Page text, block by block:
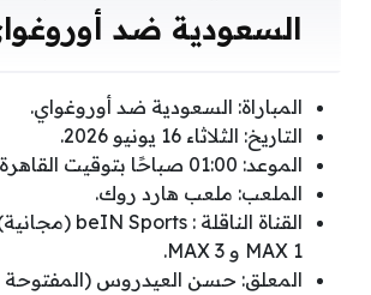
السعودية ضد
المباراة: السعودية ضد أوروغواي.
التاريخ: الثلاثاء 16 يونيو 2026.
الموعد: 01:00 صباحًا بتوقيت القاهرة والسعودية.
الملعب: ملعب هارد روك.
MAX 1 و MAX 3.